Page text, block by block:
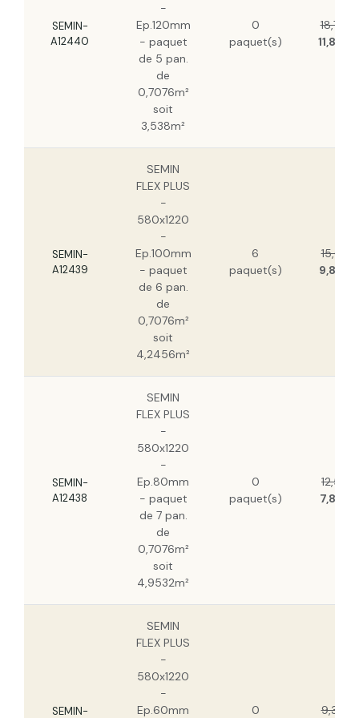
SEMIN FLEX PLUS - 565x1220 - Ep.160mm
- paquet de 4 pan. de 0,6893m² soit
2,7572m²
SEMIN-
A12440
-
Ep.120mm
- paquet
de 5 pan.
de
0,7076m²
soit
3,538m²
0
paquet(s)
18,73
11,80
SEMIN-
A12439
SEMIN
FLEX PLUS
-
580x1220
-
Ep.100mm
- paquet
de 6 pan.
de
0,7076m²
soit
4,2456m²
6
paquet(s)
15,61
9,83 €
SEMIN-
A12438
SEMIN
FLEX PLUS
-
580x1220
-
Ep.80mm
- paquet
de 7 pan.
de
0,7076m²
soit
4,9532m²
0
paquet(s)
12,51
7,88 €
SEMIN-
SEMIN
FLEX PLUS
-
580x1220
-
Ep.60mm
0 9,36 €